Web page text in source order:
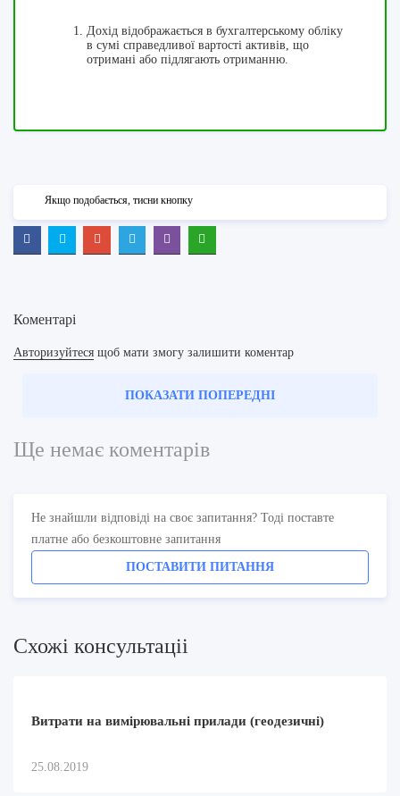
Дохід відображається в бухгалтерському обліку
в сумі справедливої вартості активів, що
отримані або підлягають отриманню.
Якщо подобається, тисни кнопку
Коментарі
Авторизуйтеся щоб мати змогу залишити коментар
ПОКАЗАТИ ПОПЕРЕДНІ
Ще немає коментарів
Не знайшли відповіді на своє запитання? Тоді поставте
платне або безкоштовне запитання
ПОСТАВИТИ ПИТАННЯ
Схожi консультацii
Витрати на вимірювальні прилади (геодезичні)
25.08.2019